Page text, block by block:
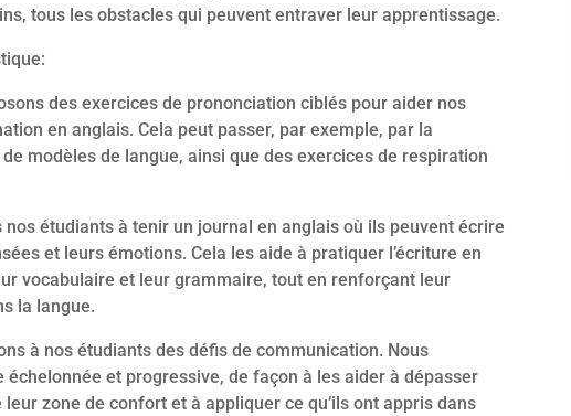
tous les obstacles qui peuvent entraver leur apprentissage.
des exercices de prononciation ciblés pour aider nos
en anglais. Cela peut passer, par exemple, par la
modèles de langue, ainsi que des exercices de respiration
étudiants à tenir un journal en anglais où ils peuvent écrire
et leurs émotions. Cela les aide à pratiquer l’écriture en
vocabulaire et leur grammaire, tout en renforçant leur
la langue.
à nos étudiants des défis de communication. Nous
échelonnée et progressive, de façon à les aider à dépasser
zone de confort et à appliquer ce qu’ils ont appris dans